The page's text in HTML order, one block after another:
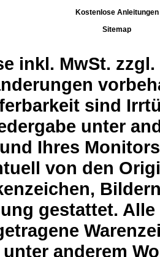
Kostenlose Anleitungen
Sitemap
inkl. MwSt.
sind
unter
Ihres
von den
gestattet.
anderem